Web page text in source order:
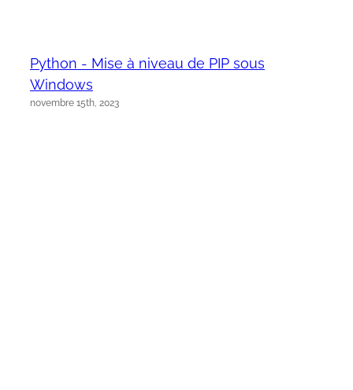
Python - Mise à niveau de PIP sous
Windows
novembre 15th, 2023